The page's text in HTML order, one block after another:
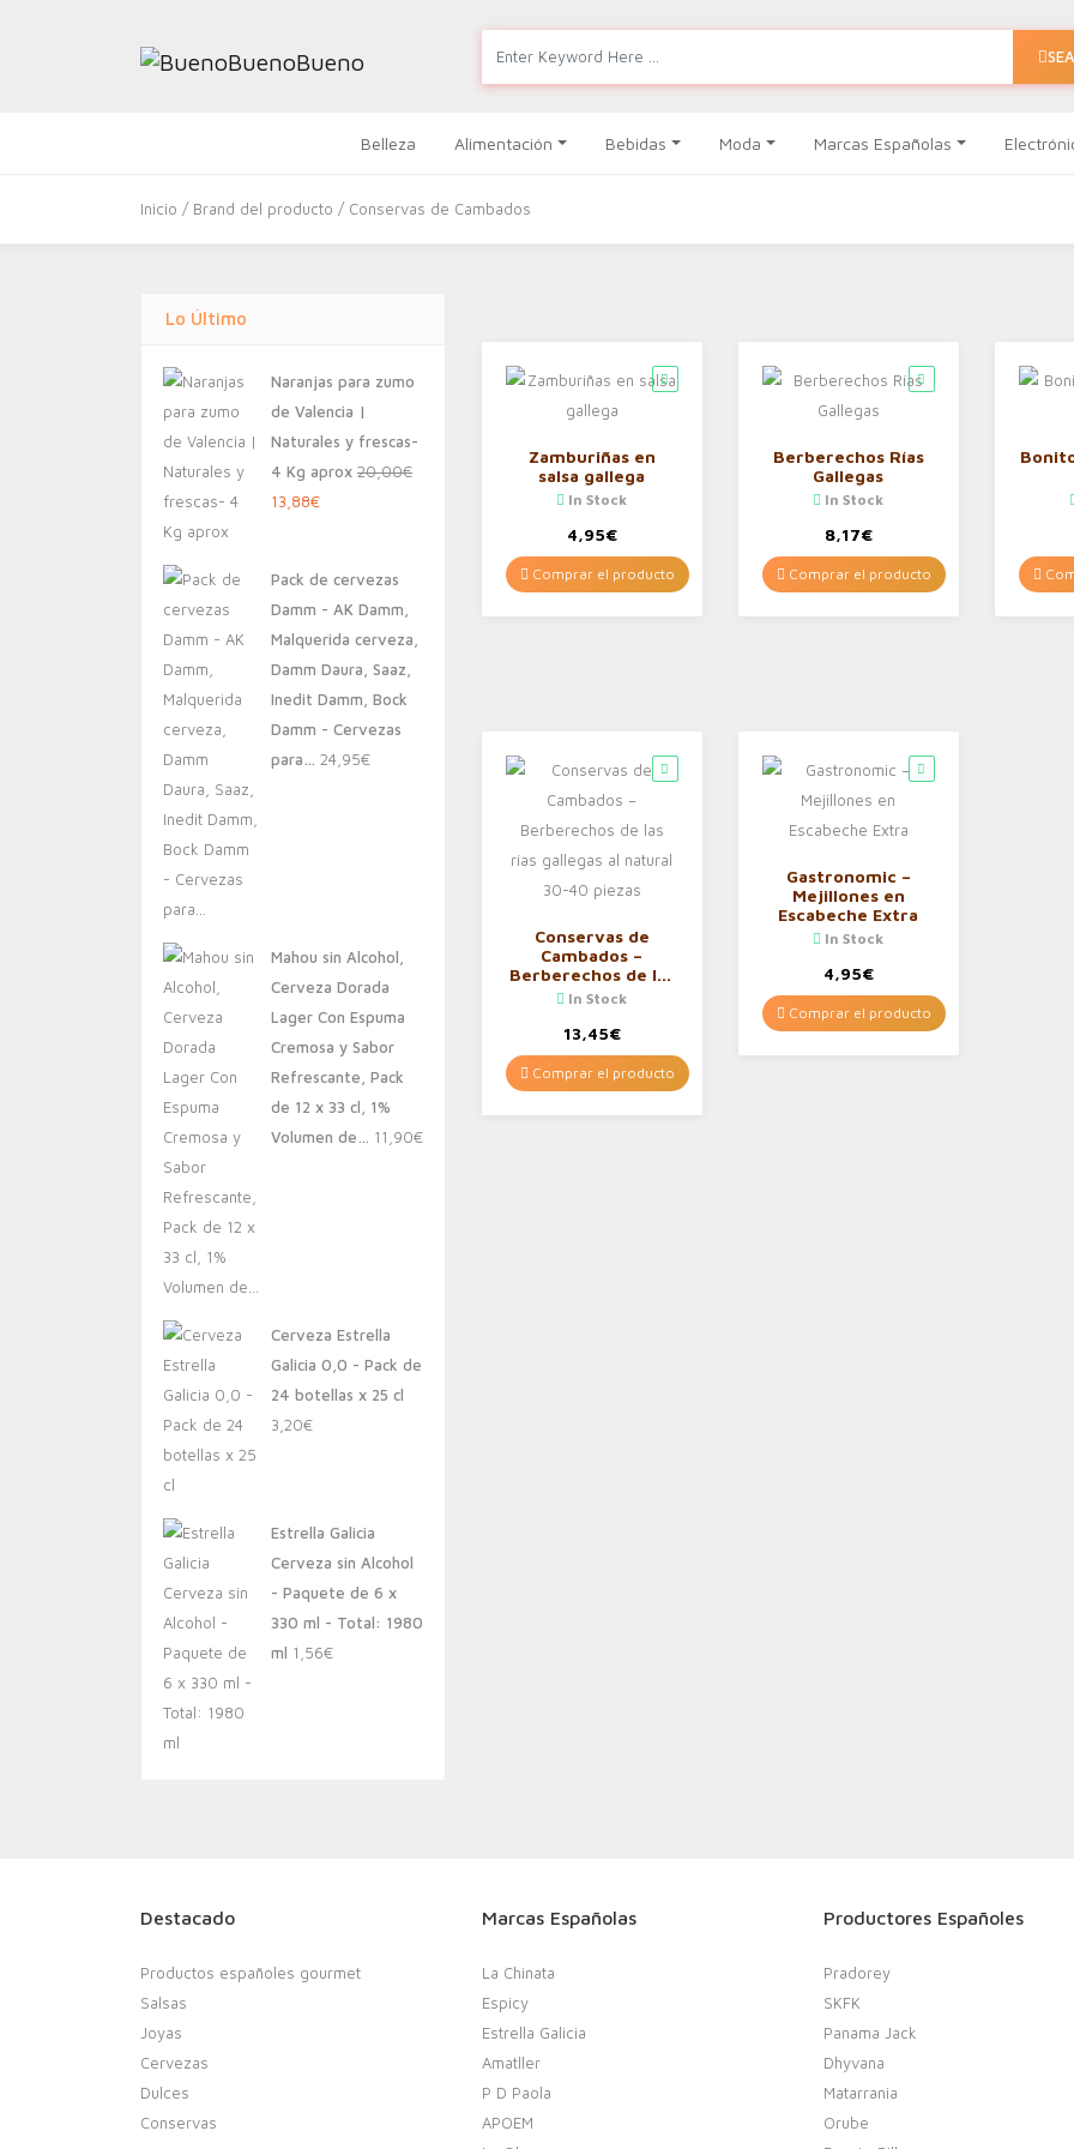
Belleza Alimentación Bebidas Moda Marcas Españolas
Inicio / Brand del producto / Conservas de Cambados
Lo Último
Naranjas para zumo
de Valencia |
Naturales y frescas-
4 Kg aprox 20,00€
El
era:
20,00€.
13,88€El
es:
13,88€.
Pack de cervezas
Damm - AK Damm,
Malquerida cerveza,
Damm Daura, Saaz,
Inedit Damm, Bock
Damm - Cervezas
para… 24,95€
Mahou sin Alcohol,
Cerveza Dorada
Lager Con Espuma
Cremosa y Sabor
Refrescante, Pack
de 12 x 33 cl, 1%
Volumen de… 11,90€
Cerveza Estrella
Galicia 0,0 - Pack de
24 botellas x 25 cl
3,20€
Estrella Galicia
Cerveza sin Alcohol
- Paquete de 6 x
330 ml - Total: 1980
ml 1,56€
Zamburiñas en
salsa gallega
In Stock
4,95€
Comprar el producto
Berberechos Rías
Gallegas
In Stock
8,17€
Comprar el producto
Conservas de
Cambados –
Berberechos de las
rías gallegas al
piezas
In Stock
13,45€
Comprar el producto
Gastronomic –
Mejillones en
Escabeche Extra
In Stock
4,95€
Comprar el producto
Destacado
Productos españoles gourmet
Salsas
Joyas
Cervezas
Dulces
Conservas
Marcas Españolas
La Chinata
Espicy
Estrella Galicia
Amatller
P D Paola
APOEM
Productores Españoles
Pradorey
SKFK
Panama Jack
Dhyvana
Matarrania
Orube